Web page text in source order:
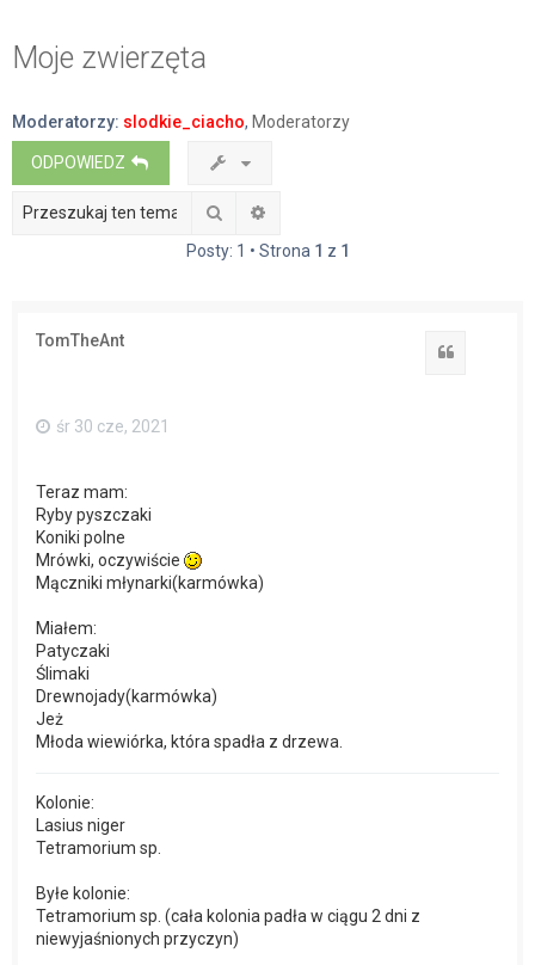
Moje zwierzęta
Moderatorzy: slodkie_ciacho, Moderatorzy
ODPOWIEDZ
Szukaj
Posty: 1 • Strona 1 z 1
TomTheAnt
śr 30 cze, 2021
Teraz mam:
Ryby pyszczaki
Koniki polne
Mrówki, oczywiście
Mączniki młynarki(karmówka)
Miałem:
Patyczaki
Ślimaki
Drewnojady(karmówka)
Jeż
Młoda wiewiórka, która spadła z drzewa.
Kolonie:
Lasius niger
Tetramorium sp.
Byłe kolonie:
Tetramorium sp. (cała kolonia padła w ciągu 2 dni z
niewyjaśnionych przyczyn)